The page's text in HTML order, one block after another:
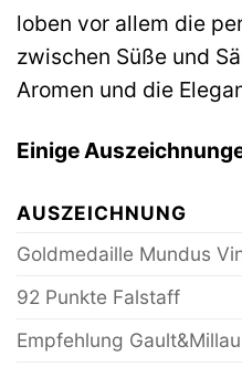
loben vor allem die
zwischen Süße und
Aromen und die
Einige
AUSZEICHNUNG
Goldmedaille Mundus
92 Punkte Falstaff
Empfehlung Gault&Millau